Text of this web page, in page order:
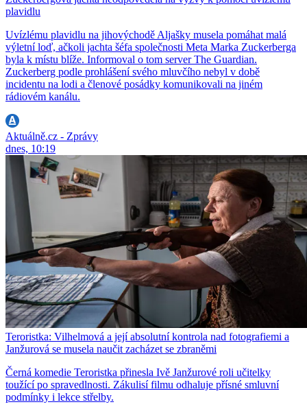
plavidlu
Uvízlému plavidlu na jihovýchodě Aljašky musela pomáhat malá
výletní loď, ačkoli jachta šéfa společnosti Meta Marka Zuckerberga
byla k místu blíže. Informoval o tom server The Guardian.
Zuckerberg podle prohlášení svého mluvčího nebyl v době
incidentu na lodi a členové posádky komunikovali na jiném
rádiovém kanálu.
Aktuálně.cz - Zprávy
dnes, 10:19
Teroristka: Vilhelmová a její absolutní kontrola nad fotografiemi a
Janžurová se musela naučit zacházet se zbraněmi
Černá komedie Teroristka přinesla Ivě Janžurové roli učitelky
toužící po spravedlnosti. Zákulisí filmu odhaluje přísné smluvní
podmínky i lekce střelby.